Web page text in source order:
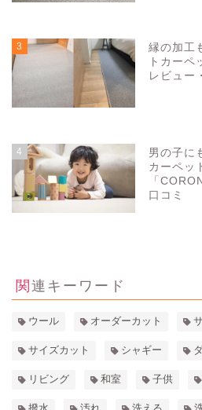
3
縁の加工
トカーペ
レビュー
4
男の子に
カーペッ
「
口コミ
関連キーワード
ウール オーダーカット
サイズカット シャギー
リビング 和室 子供